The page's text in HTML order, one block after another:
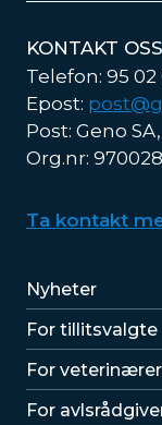
KONTAKT OSS
Telefon: 95 02
Epost:
Post: Geno
Org.nr:
Ta kontakt
Lenker
Nyheter
For tillitsvalgte
For
For